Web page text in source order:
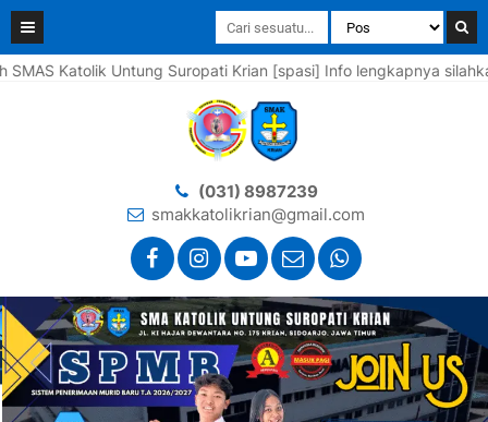
Katolik Untung Suropati Krian [spasi] Info lengkapnya silahkan
(031) 8987239
smakkatolikrian@gmail.com